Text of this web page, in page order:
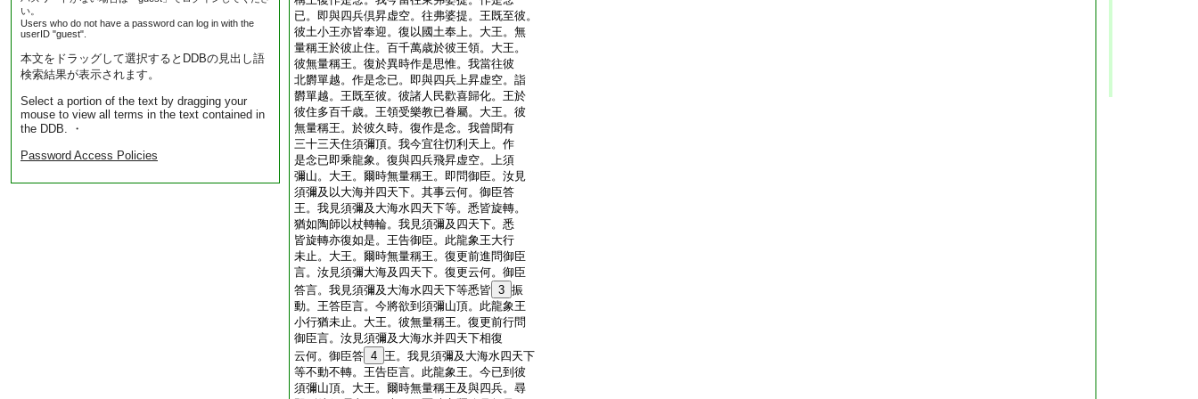
い。
Users who do not have a password can log in with the
userID "guest".
本文をドラッグして選択するとDDBの見出し語
検索結果が表示されます。
Select a portion of the text by dragging your
mouse to view all terms in the text contained in
the DDB. ・
Password Access Policies
已。即與四兵倶昇虚空。往弗婆提。王既至彼。
彼土小王亦皆奉迎。復以國土奉上。大王。無
量稱王於彼止住。百千萬歳於彼王領。大王。
彼無量稱王。復於異時作是思惟。我當往彼
北欝單越。作是念已。即與四兵上昇虚空。詣
欝單越。王既至彼。彼諸人民歡喜歸化。王於
彼住多百千歳。王領受樂教已眷屬。大王。彼
無量稱王。於彼久時。復作是念。我曾聞有
三十三天住須彌頂。我今宜往忉利天上。作
是念已即乘龍象。復與四兵飛昇虚空。上須
彌山。大王。爾時無量稱王。即問御臣。汝見
須彌及以大海并四天下。其事云何。御臣答
王。我見須彌及大海水四天下等。悉皆旋轉。
猶如陶師以杖轉輪。我見須彌及四天下。悉
皆旋轉亦復如是。王告御臣。此龍象王大行
未止。大王。爾時無量稱王。復更前進問御臣
言。汝見須彌大海及四天下。復更云何。御臣
答言。我見須彌及大海水四天下等悉皆 3 振
動。王答臣言。今將欲到須彌山頂。此龍象王
小行猶未止。大王。彼無量稱王。復更前行問
御臣言。汝見須彌及大海水并四天下相復
云何。御臣答 4 王。我見須彌及大海水四天下
等不動不轉。王告臣言。此龍象王。今已到彼
須彌山頂。大王。爾時無量稱王及與四兵。尋